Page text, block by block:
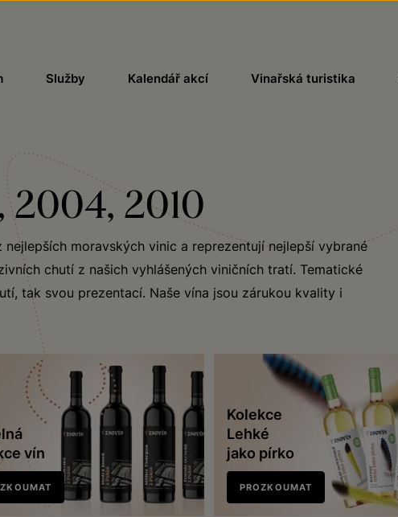
Služby Kalendář akcí Vinařská turistika
2004, 2010
moravských vinic a reprezentují nejlepší vybrané
chutí z našich vyhlášených viničních tratí. Tematické
tak svou prezentací. Naše vína jsou zárukou kvality i
vín
Kolekce
Lehké
jako pírko
PROZKOUMAT